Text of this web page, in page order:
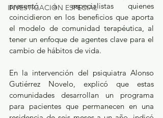
INVESTIGACIÓN ESPECIAL
presentó a especialistas quienes
coincidieron en los beneficios que aporta
el modelo de comunidad terapéutica, al
tener un enfoque de agentes clave para el
cambio de hábitos de vida.
En la intervención del psiquiatra Alonso
Gutiérrez Novelo, explicó que estas
comunidades desarrollan un programa
para pacientes que permanecen en una